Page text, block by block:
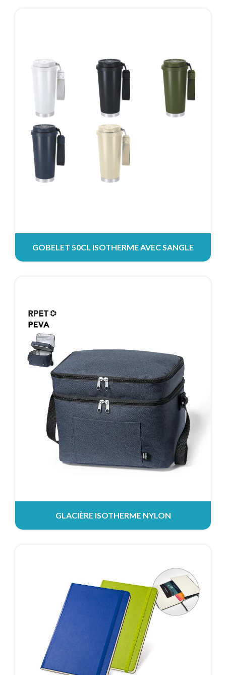
GOBELET 50CL ISOTHERME AVEC SANGLE
GLACIÈRE ISOTHERME NYLON